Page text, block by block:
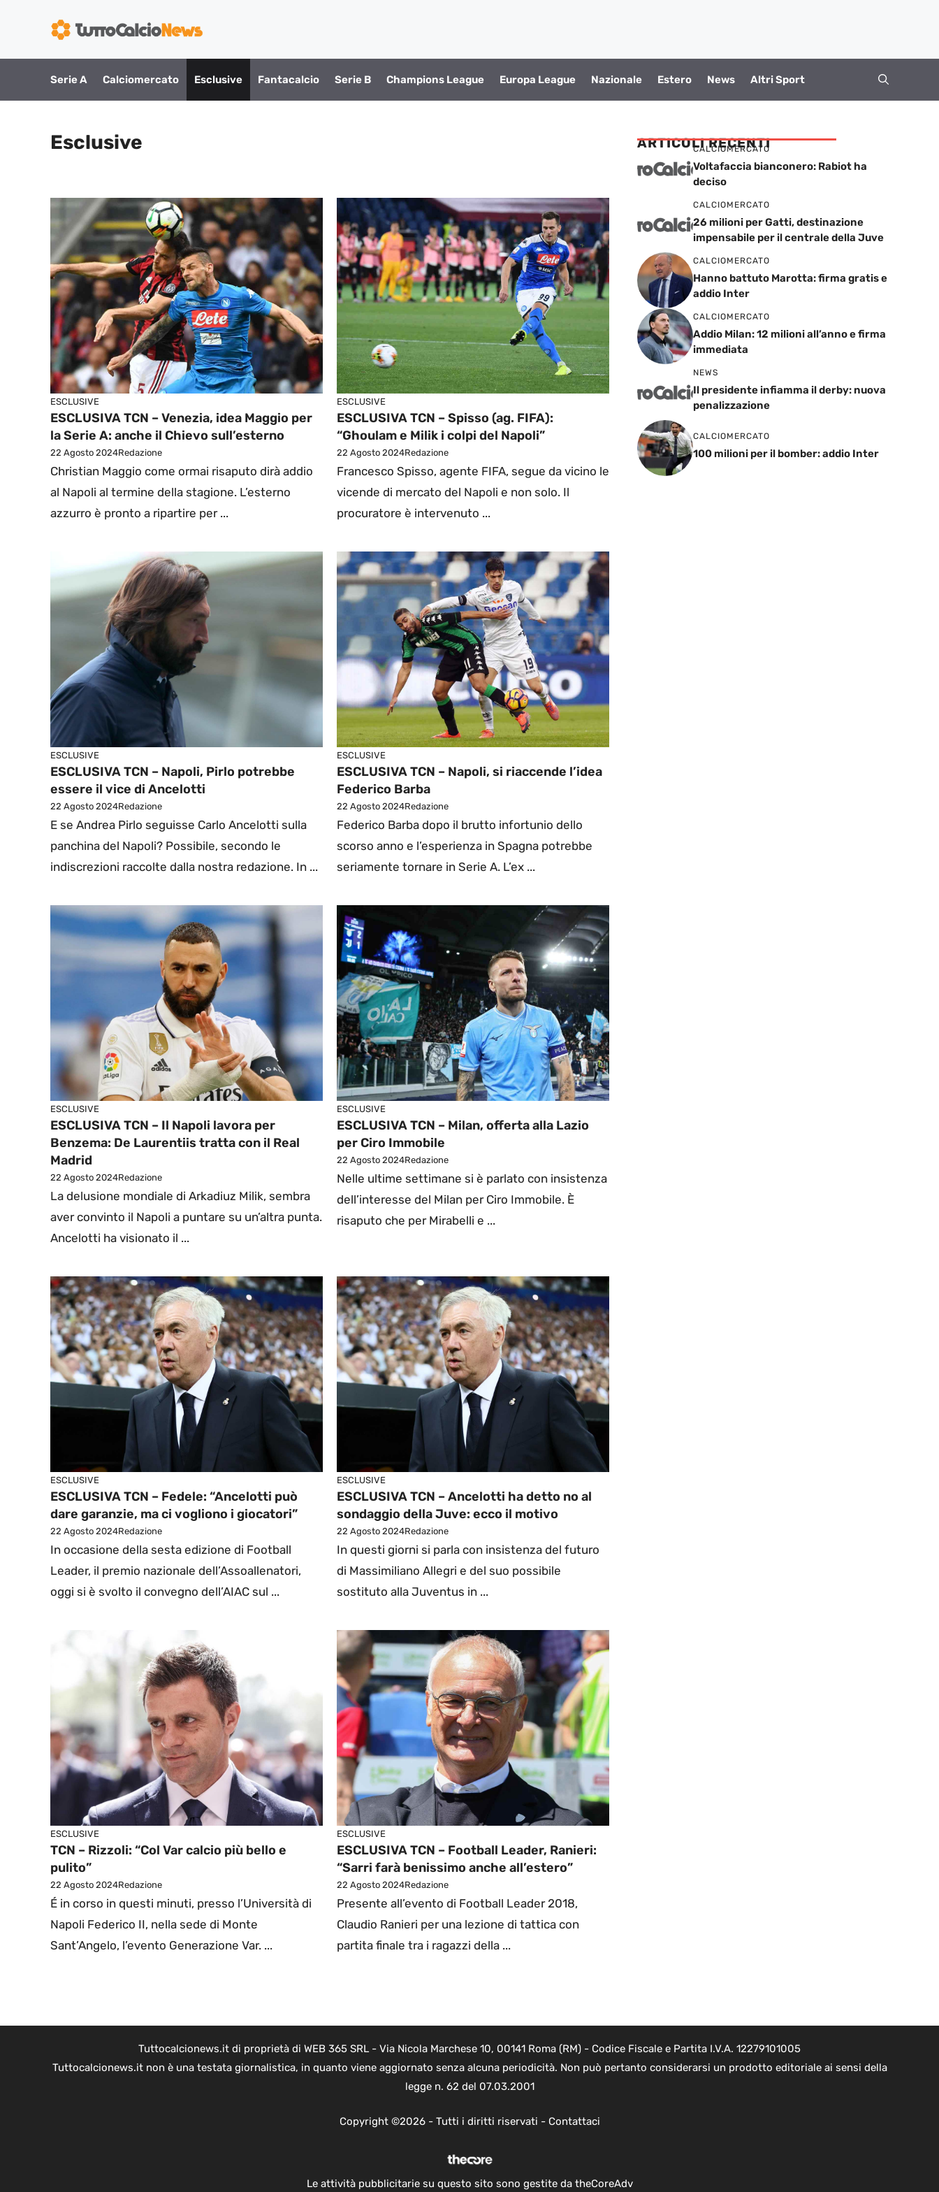
Serie A Calciomercato Esclusive Fantacalcio Serie B Champions League Europa League Nazionale Estero News Altri Sport
Esclusive
ESCLUSIVE
ESCLUSIVA TCN – Venezia, idea Maggio per
la Serie A: anche il Chievo sull’esterno
22 Agosto 2024Redazione
Christian Maggio come ormai risaputo dirà addio
al Napoli al termine della stagione. L’esterno
azzurro è pronto a ripartire per ...
ESCLUSIVE
ESCLUSIVA TCN – Spisso (ag. FIFA):
“Ghoulam e Milik i colpi del Napoli”
22 Agosto 2024Redazione
Francesco Spisso, agente FIFA, segue da vicino le
vicende di mercato del Napoli e non solo. Il
procuratore è intervenuto ...
ESCLUSIVE
ESCLUSIVA TCN – Napoli, Pirlo potrebbe
essere il vice di Ancelotti
22 Agosto 2024Redazione
E se Andrea Pirlo seguisse Carlo Ancelotti sulla
panchina del Napoli? Possibile, secondo le
indiscrezioni raccolte dalla nostra redazione. In ...
ESCLUSIVE
ESCLUSIVA TCN – Napoli, si riaccende l’idea
Federico Barba
22 Agosto 2024Redazione
Federico Barba dopo il brutto infortunio dello
scorso anno e l’esperienza in Spagna potrebbe
seriamente tornare in Serie A. L’ex ...
ESCLUSIVE
ESCLUSIVA TCN – Il Napoli lavora per
Benzema: De Laurentiis tratta con il Real
Madrid
22 Agosto 2024Redazione
La delusione mondiale di Arkadiuz Milik, sembra
aver convinto il Napoli a puntare su un’altra punta.
Ancelotti ha visionato il ...
ESCLUSIVE
ESCLUSIVA TCN – Milan, offerta alla Lazio
per Ciro Immobile
22 Agosto 2024Redazione
Nelle ultime settimane si è parlato con insistenza
dell’interesse del Milan per Ciro Immobile. È
risaputo che per Mirabelli e ...
ESCLUSIVE
ESCLUSIVA TCN – Fedele: “Ancelotti può
dare garanzie, ma ci vogliono i giocatori”
22 Agosto 2024Redazione
In occasione della sesta edizione di Football
Leader, il premio nazionale dell’Assoallenatori,
oggi si è svolto il convegno dell’AIAC sul ...
ESCLUSIVE
ESCLUSIVA TCN – Ancelotti ha detto no al
sondaggio della Juve: ecco il motivo
22 Agosto 2024Redazione
In questi giorni si parla con insistenza del futuro
di Massimiliano Allegri e del suo possibile
sostituto alla Juventus in ...
ESCLUSIVE
TCN – Rizzoli: “Col Var calcio più bello e
pulito”
22 Agosto 2024Redazione
É in corso in questi minuti, presso l’Università di
Napoli Federico II, nella sede di Monte
Sant’Angelo, l’evento Generazione Var. ...
ESCLUSIVE
ESCLUSIVA TCN – Football Leader, Ranieri:
“Sarri farà benissimo anche all’estero”
22 Agosto 2024Redazione
Presente all’evento di Football Leader 2018,
Claudio Ranieri per una lezione di tattica con
partita finale tra i ragazzi della ...
ARTICOLI RECENTI
CALCIOMERCATO
Voltafaccia bianconero: Rabiot ha
deciso
CALCIOMERCATO
26 milioni per Gatti, destinazione
impensabile per il centrale della Juve
CALCIOMERCATO
Hanno battuto Marotta: firma gratis e
addio Inter
CALCIOMERCATO
Addio Milan: 12 milioni all’anno e firma
immediata
NEWS
Il presidente infiamma il derby: nuova
penalizzazione
CALCIOMERCATO
100 milioni per il bomber: addio Inter
Tuttocalcionews.it di proprietà di WEB 365 SRL - Via Nicola Marchese 10, 00141 Roma (RM) - Codice Fiscale e Partita I.V.A. 12279101005
Tuttocalcionews.it non è una testata giornalistica, in quanto viene aggiornato senza alcuna periodicità. Non può pertanto considerarsi un prodotto editoriale ai sensi della
legge n. 62 del 07.03.2001
Copyright ©2026 - Tutti i diritti riservati - Contattaci
Le attività pubblicitarie su questo sito sono gestite da theCoreAdv